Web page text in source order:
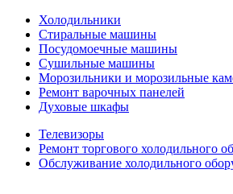
Холодильники
Стиральные машины
Посудомоечные машины
Сушильные машины
Морозильники и морозильные
Ремонт варочных панелей
Духовые шкафы
Телевизоры
Ремонт торгового холодильного
Обслуживание холодильного